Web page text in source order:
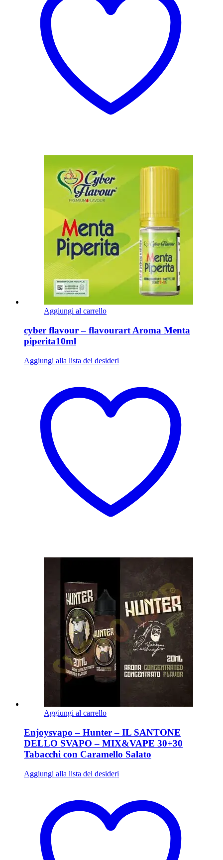
Aggiungi al carrello
cyber flavour – flavourart Aroma Menta
piperita10ml
Aggiungi alla lista dei desideri
Aggiungi al carrello
Enjoysvapo – Hunter – IL SANTONE
DELLO SVAPO – MIX&VAPE 30+30
Tabacchi con Caramello Salato
Aggiungi alla lista dei desideri